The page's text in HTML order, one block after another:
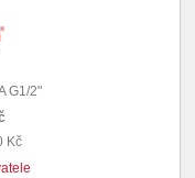
G1/2"
Kč